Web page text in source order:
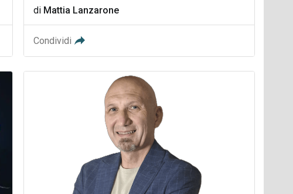
di Mattia Lanzarone
Condividi